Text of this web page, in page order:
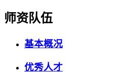
师资队伍
基本概况
优秀人才